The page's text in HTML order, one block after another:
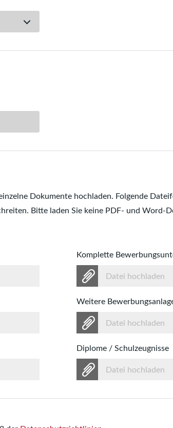
Dokumente hochladen. Folgende
Bitte laden Sie keine PDF- und Word-
Komplette
Datei hochladen
Weitere
Datei hochladen
Diplome / Schulzeugnisse
Datei hochladen